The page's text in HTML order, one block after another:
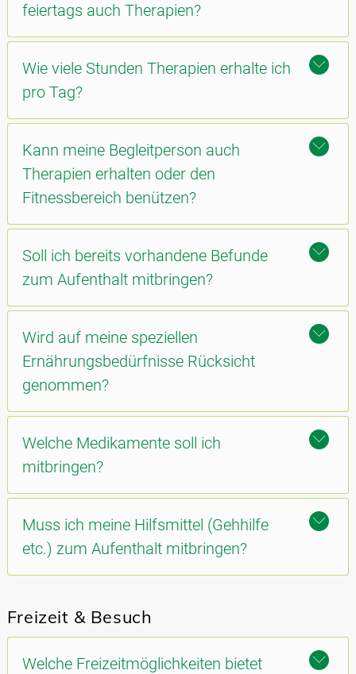
feiertags auch Therapien?
Wie viele Stunden Therapien erhalte ich
pro Tag?
Kann meine Begleitperson auch
Therapien erhalten oder den
Fitnessbereich benützen?
Soll ich bereits vorhandene Befunde
zum Aufenthalt mitbringen?
Wird auf meine speziellen
Ernährungsbedürfnisse Rücksicht
genommen?
Welche Medikamente soll ich
mitbringen?
Muss ich meine Hilfsmittel (Gehhilfe
etc.) zum Aufenthalt mitbringen?
Freizeit & Besuch
Welche Freizeitmöglichkeiten bietet